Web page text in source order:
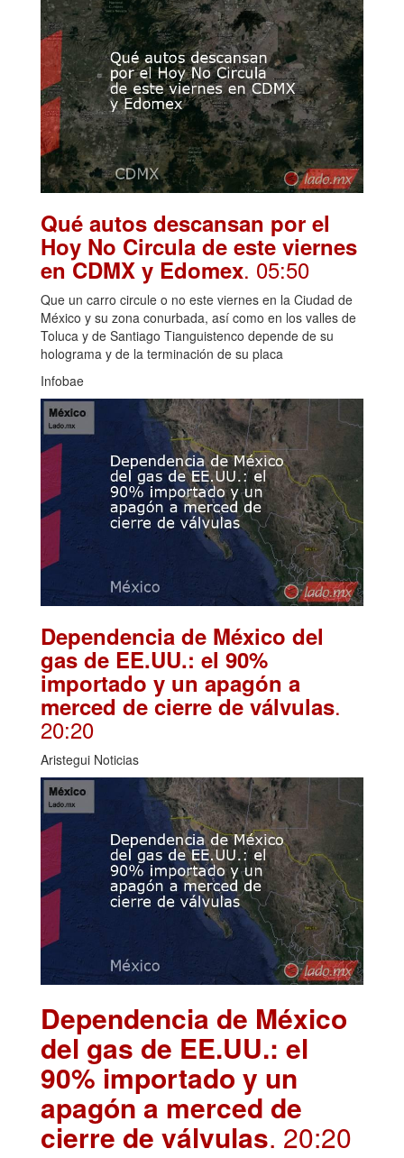
Qué autos descansan por el
Hoy No Circula de este viernes
en CDMX y Edomex. 05:50
Que un carro circule o no este viernes en la Ciudad de
México y su zona conurbada, así como en los valles de
Toluca y de Santiago Tianguistenco depende de su
holograma y de la terminación de su placa
Infobae
Dependencia de México del
gas de EE.UU.: el 90%
importado y un apagón a
merced de cierre de válvulas.
20:20
Aristegui Noticias
Dependencia de México
del gas de EE.UU.: el
90% importado y un
apagón a merced de
cierre de válvulas. 20:20